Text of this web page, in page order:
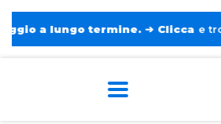
a lungo termine. ➔ Clicca e trova